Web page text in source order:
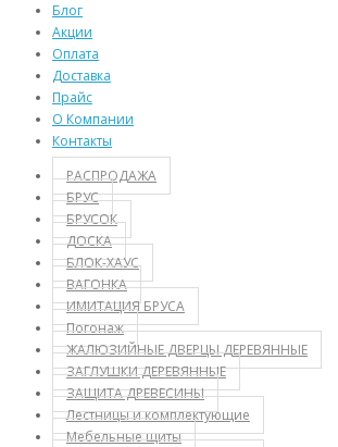
Блог
Акции
Оплата
Доставка
Прайс
О Компании
Контакты
РАСПРОДАЖА
БРУС
БРУСОК
ДОСКА
БЛОК-ХАУС
ВАГОНКА
ИМИТАЦИЯ БРУСА
Погонаж
ЖАЛЮЗИЙНЫЕ ДВЕРЦЫ ДЕРЕВЯННЫЕ
ЗАГЛУШКИ ДЕРЕВЯННЫЕ
ЗАЩИТА ДРЕВЕСИНЫ
Лестницы и комплектующие
Мебельные щиты